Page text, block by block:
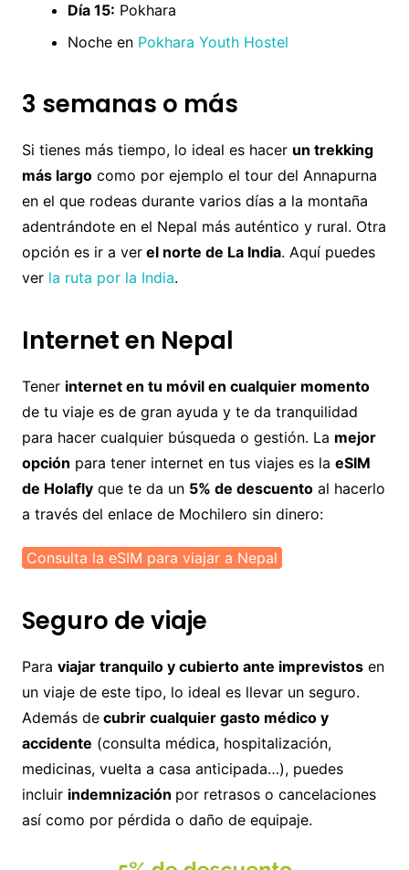
Día 15: Pokhara
Noche en Pokhara Youth Hostel
3 semanas o más
Si tienes más tiempo, lo ideal es hacer un trekking
más largocomo por ejemplo el tour del Annapurna
en el que rodeas durante varios días a la montaña
adentrándote en el Nepal más auténtico y rural. Otra
opción es ir a verel norte de La India. Aquí puedes
ver la ruta por la India.
Internet en Nepal
Tener internet en tu móvil en cualquier momento
de tu viaje es de gran ayuda y te da tranquilidad
para hacer cualquier búsqueda o gestión. La mejor
opción para tener internet en tus viajes es la eSIM
de Holaflyque te da un 5% de descuentoal hacerlo
a través del enlace de Mochilero sin dinero:
Consulta la eSIM para viajar a Nepal
Seguro de viaje
Para viajar tranquilo y cubierto ante imprevistosen
un viaje de este tipo, lo ideal es llevar un seguro.
Además decubrir cualquier gasto médico y
accidente (consulta médica, hospitalización,
medicinas, vuelta a casa anticipada…), puedes
incluir indemnización por retrasos o cancelaciones
así como por pérdida o daño de equipaje.